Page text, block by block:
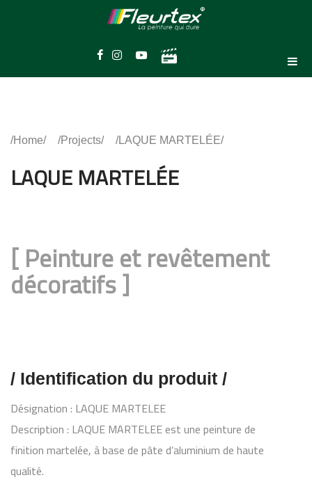
Home Projects LAQUE MARTELÉE
LAQUE MARTELÉE
[ Peinture et revêtement
décoratifs]
/ Identification du produit /
Désignation : LAQUE MARTELEE
Description : LAQUE MARTELEE est une peinture de
finition martelée, à base de pâte d’aluminium de haute
qualité.